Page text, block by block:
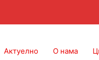
Актуелно О нама